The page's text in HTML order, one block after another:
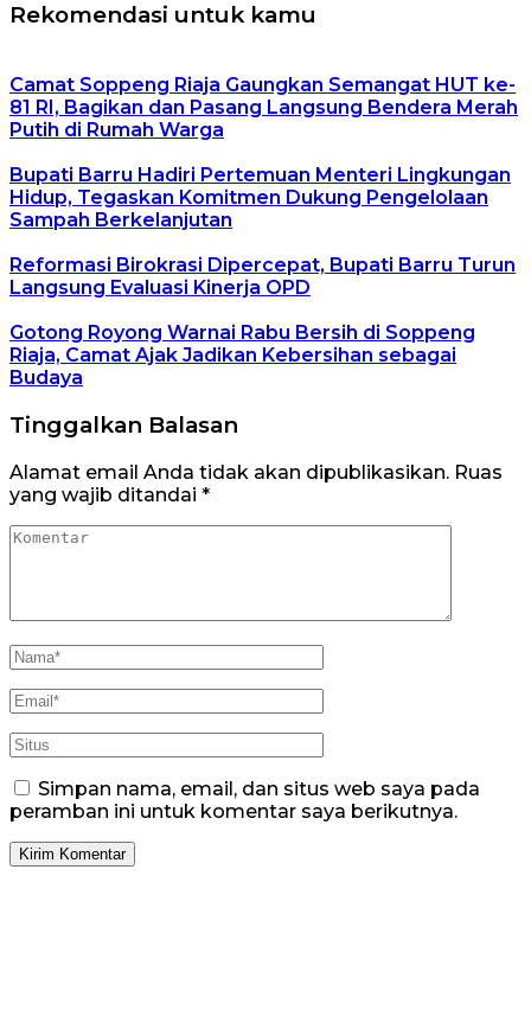
Rekomendasi untuk kamu
Camat Soppeng Riaja Gaungkan Semangat HUT ke-
81 RI, Bagikan dan Pasang Langsung Bendera Merah
Putih di Rumah Warga
Bupati Barru Hadiri Pertemuan Menteri Lingkungan
Hidup, Tegaskan Komitmen Dukung Pengelolaan
Sampah Berkelanjutan
Reformasi Birokrasi Dipercepat, Bupati Barru Turun
Langsung Evaluasi Kinerja OPD
Gotong Royong Warnai Rabu Bersih di Soppeng
Riaja, Camat Ajak Jadikan Kebersihan sebagai
Budaya
Tinggalkan Balasan
Alamat email Anda tidak akan dipublikasikan. Ruas
yang wajib ditandai *
Simpan nama, email, dan situs web saya pada
peramban ini untuk komentar saya berikutnya.